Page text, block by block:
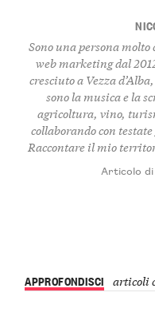
Sono una persona
web marketing dal
cresciuto a Vezza
sono la musica e la
agricoltura, vino,
collaborando con
Raccontare il mio
Articolo di
APPROFONDISCI articoli